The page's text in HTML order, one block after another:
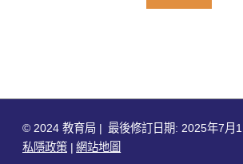
© 2024 教育局 最後修訂日期: 2025年7月
私隱政策
網站地圖